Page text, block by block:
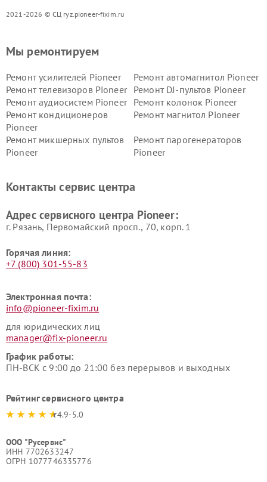
2021-2026 © СЦ ryz.pioneer-fixim.ru
Мы ремонтируем
Ремонт усилителей Pioneer
Ремонт автомагнитол Pioneer
Ремонт телевизоров Pioneer
Ремонт DJ-пультов Pioneer
Ремонт аудиосистем Pioneer
Ремонт колонок Pioneer
Ремонт кондиционеров
Pioneer
Ремонт магнитол Pioneer
Ремонт микшерных пультов
Pioneer
Ремонт парогенераторов
Pioneer
Контакты сервис центра
Адрес сервисного центра Pioneer:
г. Рязань, Первомайский просп., 70, корп. 1
Горячая линия:
+7 (800) 301-55-83
Электронная почта:
info@pioneer-fixim.ru
для юридических лиц
manager@fix-pioneer.ru
График работы:
ПН-ВСК с 9:00 до 21:00 без перерывов и выходных
Рейтинг сервисного центра
4.9-5.0
ООО "Русервис"
ИНН 7702633247
ОГРН 1077746335776